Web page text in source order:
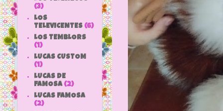
(3)
LOS
TELEVICENTES (6)
LOS TEMBLORS
(1)
LUCAS CUSTOM
(1)
LUCAS DE
FAMOSA (2)
LUCAS FAMOSA
(2)